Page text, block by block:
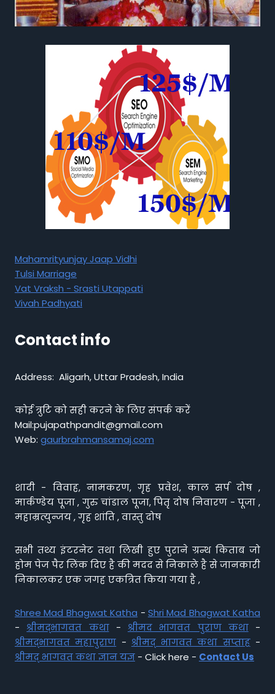
Mahamrityunjay Jaap Vidhi
Tulsi Marriage
Vat Vraksh - Srasti Utappati
Vivah Padhyati
Contact info
Address: Aligarh, Uttar Pradesh, India
कोई त्रुटि को सही करने के लिए संपर्क करें
Mail:pujapathpandit@gmail.com
Web: gaurbrahmansamaj.com
शादी - विवाह, नामकरण, गृह प्रवेश, काल सर्प दोष ,
मार्कण्डेय पूजा , गुरु चांडाल पूजा, पितृ दोष निवारण - पूजा ,
महाम्रत्युन्जय , गृह शांति , वास्तु दोष
सभी तथ्य इंटरनेट तथा लिखी हुए पुराने ग्रन्थ किताब जो
होम पेज पैर लिंक दिए है की मदद से निकाले है से जानकारी
निकालकर एक जगह एकत्रित किया गया है ,
Shree Mad Bhagwat Katha - Shri Mad Bhagwat Katha
- श्रीमद्भागवत कथा- श्रीमद भागवत पुराण कथा-
श्रीमद्भागवत महापुराण - श्रीमद् भागवत कथा सप्ताह-
श्रीमद् भागवत कथा ज्ञान यज्ञ - Click here - Contact Us